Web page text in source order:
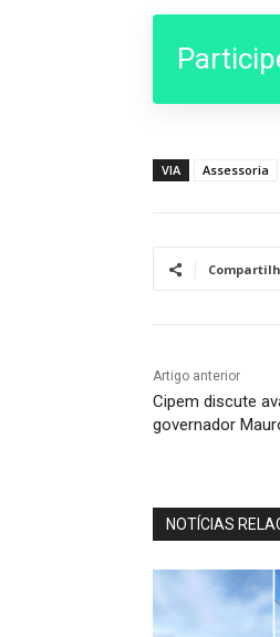
VIA Assessoria
Artigo anterior
Cipem discute
governador
NOTÍCIAS